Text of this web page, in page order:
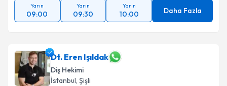
Yarın
09:00
Yarın
09:30
Yarın
10:00 Daha Fazla
Dt. Eren Işıldak
Diş Hekimi
İstanbul, Şişli